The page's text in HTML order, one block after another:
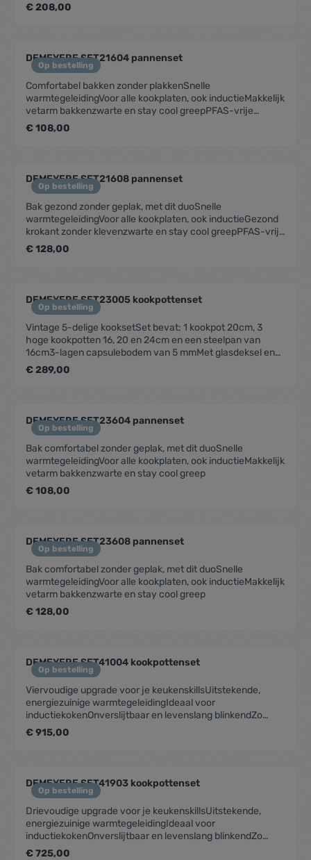
matzwart met blinkende greepSnelle warmtegeleiding
€ 208,00
Op bestelling
DEMEYERE SET21604 pannenset
Comfortabel bakken zonder plakkenSnelle
warmtegeleidingVoor alle kookplaten, ook inductieMakkelijk
vetarm bakkenzwarte en stay cool greepPFAS-vrije
keramische antikleeflaag
€ 108,00
Op bestelling
DEMEYERE SET21608 pannenset
Bak gezond zonder geplak, met dit duoSnelle
warmtegeleidingVoor alle kookplaten, ook inductieGezond
krokant zonder klevenzwarte en stay cool greepPFAS-vrije
keramische antikleeflaag
€ 128,00
Op bestelling
DEMEYERE SET23005 kookpottenset
Vintage 5-delige kooksetSet bevat: 1 kookpot 20cm, 3
hoge kookpotten 16, 20 en 24cm en een steelpan van
16cm3-lagen capsulebodem van 5 mmMet glasdeksel en
bakelieten handgrepenGeschikt voor alle kookplaten
inclusief inductie10 jaar garantie (uitgezonderd grepen)
€ 289,00
Op bestelling
DEMEYERE SET23604 pannenset
Bak comfortabel zonder geplak, met dit duoSnelle
warmtegeleidingVoor alle kookplaten, ook inductieMakkelijk
vetarm bakkenzwarte en stay cool greep
€ 108,00
Op bestelling
DEMEYERE SET23608 pannenset
Bak comfortabel zonder geplak, met dit duoSnelle
warmtegeleidingVoor alle kookplaten, ook inductieMakkelijk
vetarm bakkenzwarte en stay cool greep
€ 128,00
Op bestelling
DEMEYERE SET41004 kookpottenset
Viervoudige upgrade voor je keukenskillsUitstekende,
energiezuinige warmtegeleidingIdeaal voor
inductiekokenOnverslijtbaar en levenslang blinkendZo
afgewassen en weer gebruiksklaarGa aan de slag met de
€ 915,00
Op bestelling
DEMEYERE SET41903 kookpottenset
Drievoudige upgrade voor je keukenskillsUitstekende,
energiezuinige warmtegeleidingIdeaal voor
inductiekokenOnverslijtbaar en levenslang blinkendZo
afgewassen en weer gebruiksklaarGa aan de slag met de
€ 725,00